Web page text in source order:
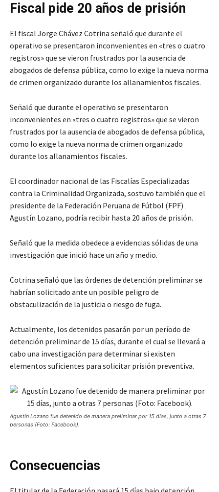
Fiscal pide 20 años de prisión
El fiscal Jorge Chávez Cotrina señaló que durante el
operativo se presentaron inconvenientes en «tres o cuatro
registros» que se vieron frustrados por la ausencia de
abogados de defensa pública, como lo exige la nueva norma
de crimen organizado durante los allanamientos fiscales.
Señaló que durante el operativo se presentaron
inconvenientes en «tres o cuatro registros» que se vieron
frustrados por la ausencia de abogados de defensa pública,
como lo exige la nueva norma de crimen organizado
durante los allanamientos fiscales.
El coordinador nacional de las Fiscalías Especializadas
contra la Criminalidad Organizada, sostuvo también que el
presidente de la Federación Peruana de Fútbol (FPF)
Agustín Lozano, podría recibir hasta 20 años de prisión.
Señaló que la medida obedece a evidencias sólidas de una
investigación que inició hace un año y medio.
Cotrina señaló que las órdenes de detención preliminar se
habrían solicitado ante un posible peligro de
obstaculización de la justicia o riesgo de fuga.
Actualmente, los detenidos pasarán por un período de
detención preliminar de 15 días, durante el cual se llevará a
cabo una investigación para determinar si existen
elementos suficientes para solicitar prisión preventiva.
Agustín Lozano fue detenido de manera preliminar por 15 días, junto a otras 7
personas (Foto: Facebook).
Consecuencias